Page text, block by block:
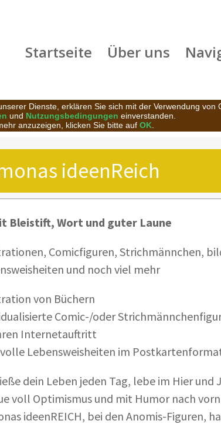
Startseite Über uns
Dienste, erklären Sie sich mit der Verwendung von
und Nutzungsbedingungen einverstanden.
anzuzeigen, klicken Sie bitte auf OK
ideenReich
Bleistift, Wort und guter Laune
Comicfiguren, Strichmännchen,
und noch viel mehr
von Büchern
Comic-/oder
Internetauftritt
Lebensweisheiten im
dein Leben jeden Tag, lebe im Hier und
voll Optimismus und mit Humor nach
ideenREICH, bei den Anomis-Figuren,